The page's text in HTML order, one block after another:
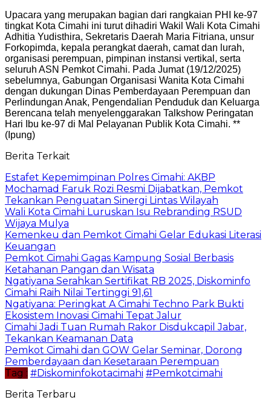
Upacara yang merupakan bagian dari rangkaian PHI ke-97
tingkat Kota Cimahi ini turut dihadiri Wakil Wali Kota Cimahi
Adhitia Yudisthira, Sekretaris Daerah Maria Fitriana, unsur
Forkopimda, kepala perangkat daerah, camat dan lurah,
organisasi perempuan, pimpinan instansi vertikal, serta
seluruh ASN Pemkot Cimahi. Pada Jumat (19/12/2025)
sebelumnya, Gabungan Organisasi Wanita Kota Cimahi
dengan dukungan Dinas Pemberdayaan Perempuan dan
Perlindungan Anak, Pengendalian Penduduk dan Keluarga
Berencana telah menyelenggarakan Talkshow Peringatan
Hari Ibu ke-97 di Mal Pelayanan Publik Kota Cimahi. **
(Ipung)
Berita Terkait
Estafet Kepemimpinan Polres Cimahi: AKBP
Mochamad Faruk Rozi Resmi Dijabatkan, Pemkot
Tekankan Penguatan Sinergi Lintas Wilayah
Wali Kota Cimahi Luruskan Isu Rebranding RSUD
Wijaya Mulya
Kemenkeu dan Pemkot Cimahi Gelar Edukasi Literasi
Keuangan
Pemkot Cimahi Gagas Kampung Sosial Berbasis
Ketahanan Pangan dan Wisata
Ngatiyana Serahkan Sertifikat RB 2025, Diskominfo
Cimahi Raih Nilai Tertinggi 91,61
Ngatiyana: Peringkat A Cimahi Techno Park Bukti
Ekosistem Inovasi Cimahi Tepat Jalur
Cimahi Jadi Tuan Rumah Rakor Disdukcapil Jabar,
Tekankan Keamanan Data
Pemkot Cimahi dan GOW Gelar Seminar, Dorong
Pemberdayaan dan Kesetaraan Perempuan
Tag : #Diskominfokotacimahi #Pemkotcimahi
Berita Terbaru